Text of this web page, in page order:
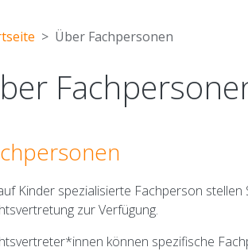
Über Fachpersonen
Kinder spezialisierte Fachperson
zur Verfügung.
können spezifische